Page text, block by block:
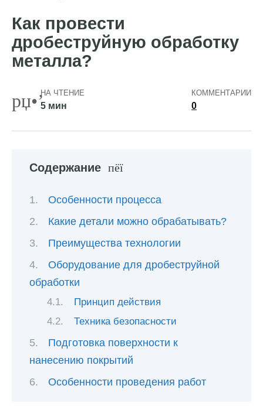
Как провести
дробеструйную обработку
металла?
НА ЧТЕНИЕ
5 мин
КОММЕНТАРИИ
0
Содержание
Особенности процесса
Какие детали можно обрабатывать?
Преимущества технологии
Оборудование для дробеструйной
обработки
Принцип действия
Техника безопасности
Подготовка поверхности к
нанесению покрытий
Особенности проведения работ